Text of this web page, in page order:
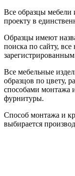
Все образцы мебели
проекту в
Образцы имеют
поиска по сайту, все
Все мебельные
образцов по цвету,
способами монтажа
фурнитуры.
Способ монтажа и
выбирается